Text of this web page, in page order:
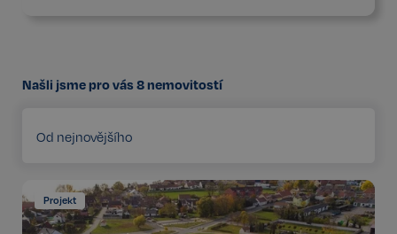
Našli jsme pro vás 8nemovitostí
Od nejnovějšího
Projekt